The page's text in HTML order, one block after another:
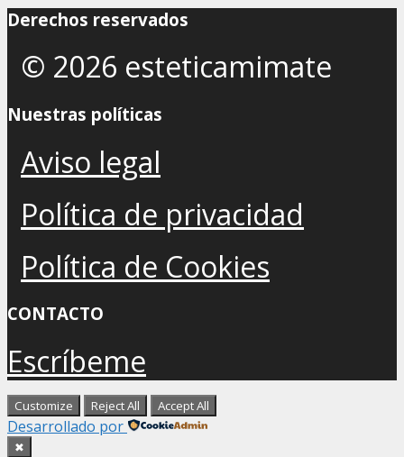
Derechos reservados
© 2026 esteticamimate
Nuestras políticas
Aviso legal
Política de privacidad
Política de Cookies
CONTACTO
Escríbeme
Customize Reject All Accept All
Desarrollado por
✖